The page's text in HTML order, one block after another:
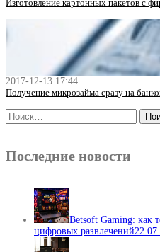
Изготовление картонных пакетов с
2017-12-13 17:44
Получение микрозайма сразу на
Последние новости
Betsoft Gaming: как
цифровых развлечений